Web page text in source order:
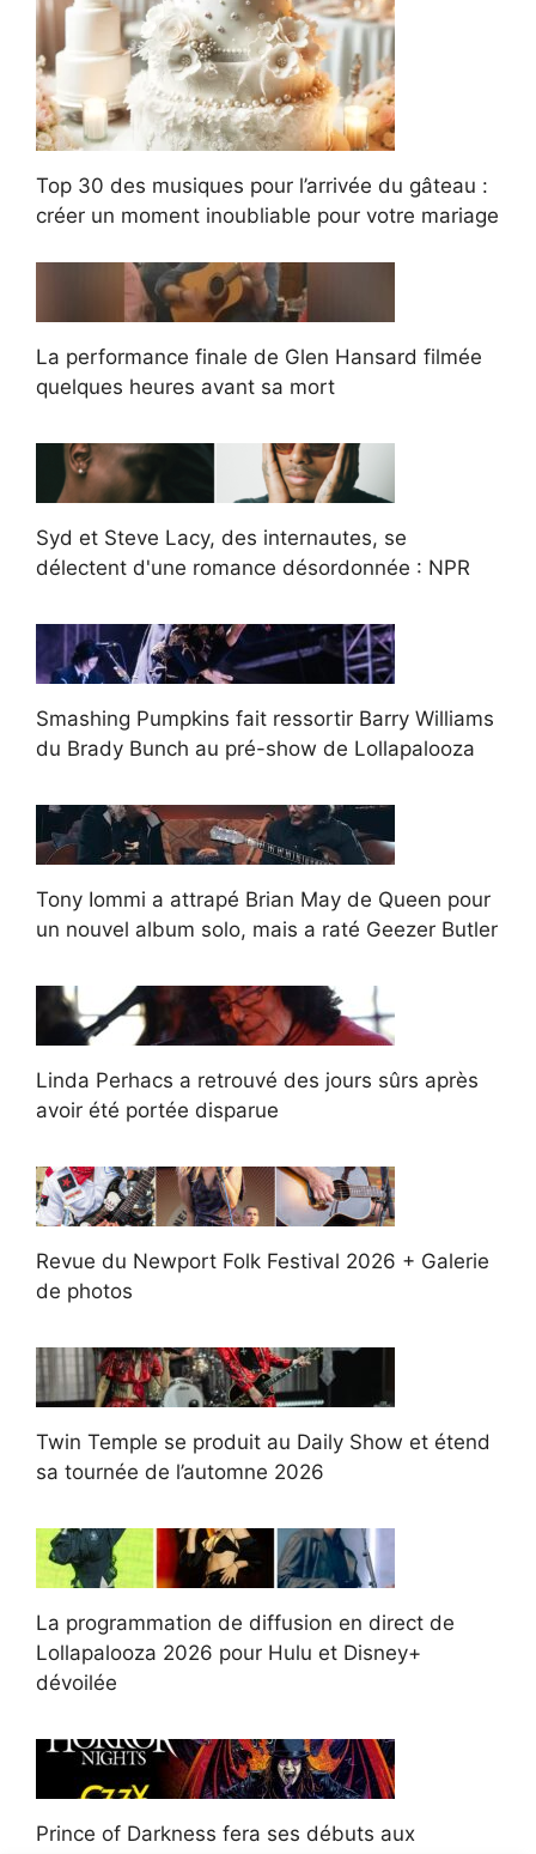
Top 30 des musiques pour l’arrivée du gâteau :
créer un moment inoubliable pour votre mariage
La performance finale de Glen Hansard filmée
quelques heures avant sa mort
Syd et Steve Lacy, des internautes, se
délectent d'une romance désordonnée : NPR
Smashing Pumpkins fait ressortir Barry Williams
du Brady Bunch au pré-show de Lollapalooza
Tony Iommi a attrapé Brian May de Queen pour
un nouvel album solo, mais a raté Geezer Butler
Linda Perhacs a retrouvé des jours sûrs après
avoir été portée disparue
Revue du Newport Folk Festival 2026 + Galerie
de photos
Twin Temple se produit au Daily Show et étend
sa tournée de l’automne 2026
La programmation de diffusion en direct de
Lollapalooza 2026 pour Hulu et Disney+
dévoilée
Prince of Darkness fera ses débuts aux